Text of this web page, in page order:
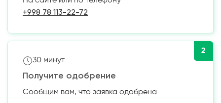
+998 78 113-22-72
2
30 минут
Получите одобрение
Сообщим вам, что заявка одобрена